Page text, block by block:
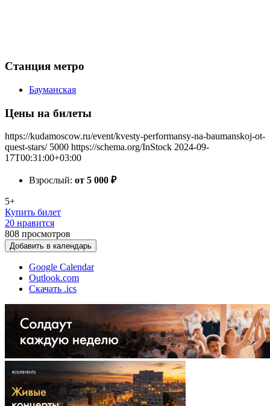
Станция метро
Бауманская
Цены на билеты
https://kudamoscow.ru/event/kvesty-performansy-na-baumanskoj-ot-
quest-stars/ 5000 https://schema.org/InStock 2024-09-
17T00:31:00+03:00
Взрослый: от 5 000 ₽
5+
Купить билет
20 нравится
808 просмотров
Добавить в календарь
Google Calendar
Outlook.com
Скачать .ics